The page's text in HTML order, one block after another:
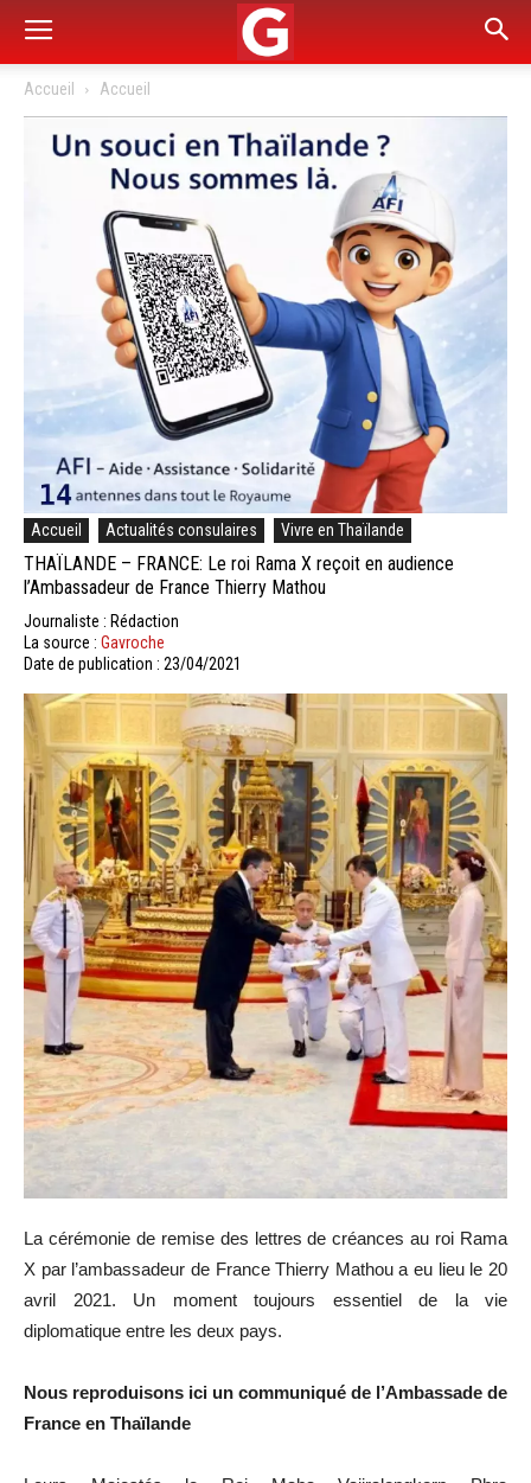
Accueil Accueil
Accueil Actualités consulaires Vivre en Thaïlande
THAÏLANDE – FRANCE: Le roi Rama X reçoit en audience
l’Ambassadeur de France Thierry Mathou
Journaliste : Rédaction
La source : Gavroche
Date de publication : 23/04/2021
La cérémonie de remise des lettres de créances au roi Rama
X par l’ambassadeur de France Thierry Mathou a eu lieu le 20
avril 2021. Un moment toujours essentiel de la vie
diplomatique entre les deux pays.
Nous reproduisons ici un communiqué de l’Ambassade de
France en Thaïlande